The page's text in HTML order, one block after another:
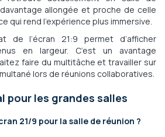
allongée et proche de celle
qui rend l’expérience plus immersive.
de l’écran 21:9 permet d’afficher
en largeur. C’est un avantage
faire du multitâche et travailler sur
lors de réunions collaboratives.
pour les grandes salles
21/9 pour la salle de réunion ?